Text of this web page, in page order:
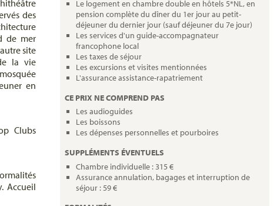
des
de mer
site
la vie
en
Clubs
Accueil
Le logement en chambre double en hôtels 5*NL, en
pension complète du dîner du 1er jour au petit-
déjeuner du dernier jour (sauf déjeuner du 7e jour)
Les services d'un guide-accompagnateur
francophone local
Les taxes de séjour
Les excursions et visites mentionnées
L'assurance assistance-rapatriement
CE PRIX NE COMPREND PAS
Les audioguides
Les boissons
Les dépenses personnelles et pourboires
SUPPLÉMENTS ÉVENTUELS
Chambre individuelle : 315 €
Assurance annulation, bagages et interruption de
séjour : 59 €